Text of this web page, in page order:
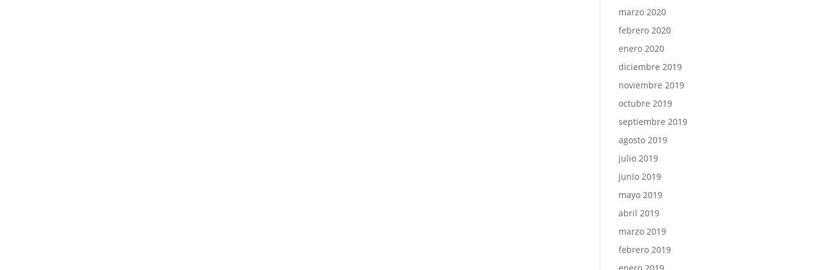
marzo 2020
febrero 2020
enero 2020
diciembre 2019
noviembre 2019
octubre 2019
septiembre 2019
agosto 2019
julio 2019
junio 2019
mayo 2019
abril 2019
marzo 2019
febrero 2019